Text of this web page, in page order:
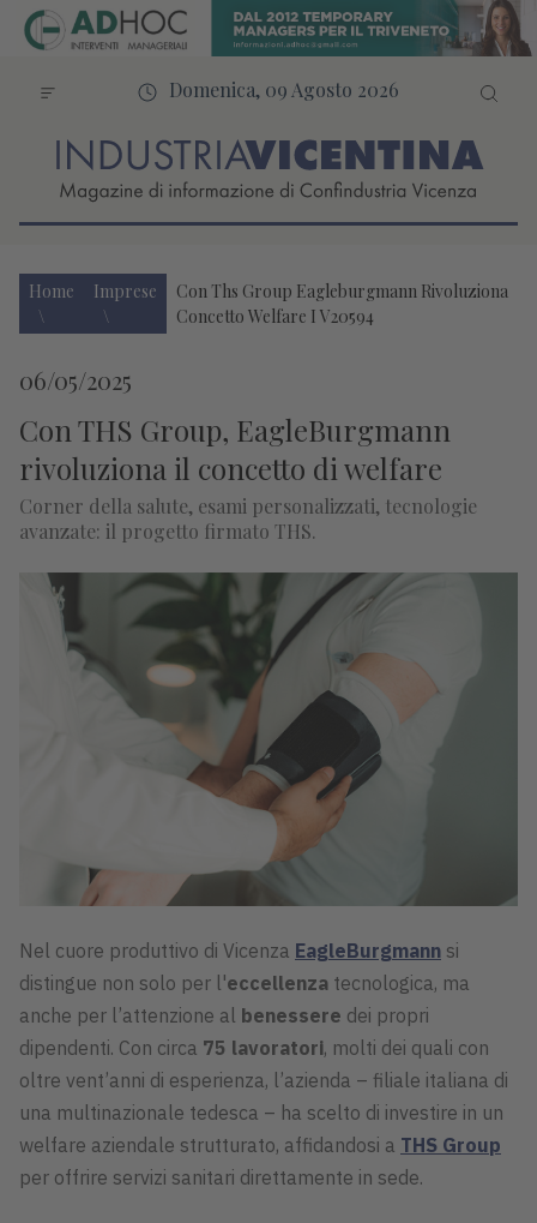
Domenica, 09 Agosto 2026
Home Imprese
Con Ths Group Eagleburgmann Rivoluziona
Concetto Welfare I V20594
06/05/2025
Con THS Group, EagleBurgmann
rivoluziona il concetto di welfare
Corner della salute, esami personalizzati, tecnologie
avanzate: il progetto firmato THS.
Nel cuore produttivo di Vicenza EagleBurgmann si
distingue non solo per l'eccellenza tecnologica, ma
anche per l’attenzione al benessere dei propri
dipendenti. Con circa 75 lavoratori, molti dei quali con
oltre vent’anni di esperienza, l’azienda – filiale italiana di
una multinazionale tedesca – ha scelto di investire in un
welfare aziendale strutturato, affidandosi a THS Group
per offrire servizi sanitari direttamente in sede.